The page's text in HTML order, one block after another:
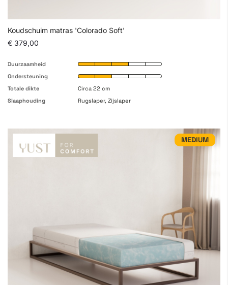
Koudschuim matras 'Colorado Soft'
€ 379,00
Duurzaamheid
Ondersteuning
Totale dikte
Circa 22 cm
Slaaphouding
Rugslaper, Zijslaper
MEDIUM